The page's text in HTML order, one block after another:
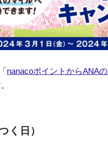
nanacoポイントからANA
く日）